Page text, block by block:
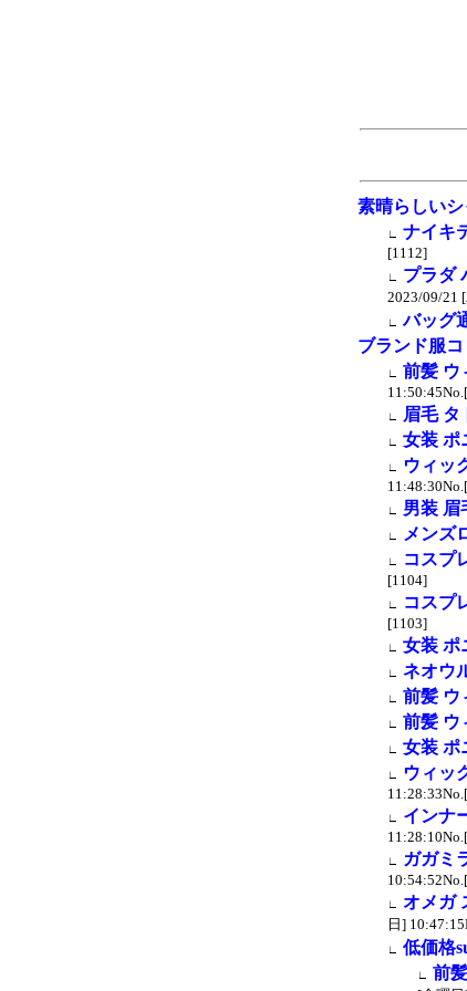
素晴らしい
∟ ナイキ
[1112]
∟ プラダ
2023/09/21
∟ バッグ
ブランド服
∟ 前髪 ウ
∟ 眉毛 タ
∟ 女装 ポ
∟ ウィッ
∟ 男装 眉
∟ メンズ
∟ コスプ
[1104]
∟ コスプ
[1103]
∟ 女装 ポ
∟ ネオウ
∟ 前髪 ウ
∟ 前髪 ウ
∟ 女装 ポ
∟ ウィッ
∟ インナ
∟ ガガミ
∟ オメガ
日]
∟ 低価格
∟ 前